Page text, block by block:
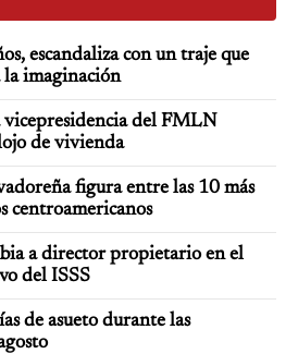
escandaliza con un traje que
la imaginación
vicepresidencia del FMLN
de vivienda
figura entre las 10 más
centroamericanos
a director propietario en el
del ISSS
de asueto durante las